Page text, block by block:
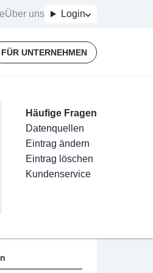
Über uns Login
Für Unternehmer
Terminbuchung
Kostenlose Beratung
Mein Firmeneintrag
Eintrag hinzufügen
Eintrag beanspruchen
Eintrag verwalten
Eintrag bewerben
Häufige Fragen
Datenquellen
Eintrag ändern
Eintrag löschen
Kundenservice
FÜR UNTERNEHMEN